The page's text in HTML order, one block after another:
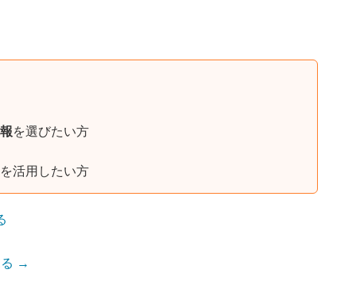
を選びたい方
を活用したい方
る →